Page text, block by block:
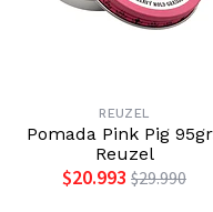
REUZEL
Pomada Pink Pig 95grs
Reuzel
$20.993 $29.990